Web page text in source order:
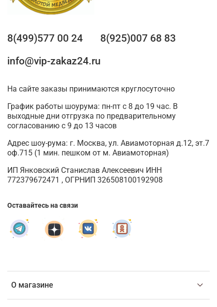
О магазине
8(499)577 00 24
8(925)007 68 83
info@vip-zakaz24.ru
На сайте заказы принимаются круглосуточно
График работы шоурума: пн-пт с 8 до 19 час. В
выходные дни отгрузка по предварительному
согласованию с 9 до 13 часов
Адрес шоу-рума: г. Москва, ул. Авиамоторная д.12, эт.7
оф.715 (1 мин. пешком от м. Авиамоторная)
ИП Янковский Станислав Алексеевич ИНН
772379672471 , ОГРНИП 326508100192908
Оставайтесь на связи